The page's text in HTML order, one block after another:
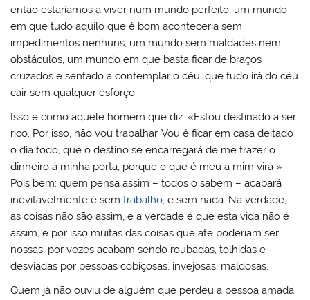
então estaríamos a viver num mundo perfeito, um mundo
em que tudo aquilo que é bom aconteceria sem
impedimentos nenhuns, um mundo sem maldades nem
obstáculos, um mundo em que basta ficar de braços
cruzados e sentado a contemplar o céu, que tudo irá do céu
cair sem qualquer esforço.
Isso é como aquele homem que diz: «Estou destinado a ser
rico. Por isso, não vou trabalhar. Vou é ficar em casa deitado
o dia todo, que o destino se encarregará de me trazer o
dinheiro á minha porta, porque o que é meu a mim virá »
Pois bem: quem pensa assim – todos o sabem – acabará
inevitavelmente é semtrabalho, e sem nada. Na verdade,
as coisas não são assim, e a verdade é que esta vida não é
assim, e por isso muitas das coisas que até poderiam ser
nossas, por vezes acabam sendo roubadas, tolhidas e
desviadas por pessoas cobiçosas, invejosas, maldosas.
Quem já não ouviu de alguém que perdeu a pessoa amada